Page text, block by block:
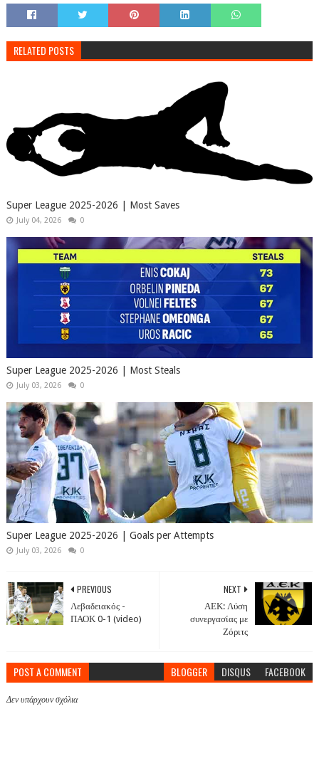
RELATED POSTS
Super League 2025-2026 | Most Saves
July 04, 2026 0
Super League 2025-2026 | Most Steals
July 03, 2026 0
Super League 2025-2026 | Goals per Attempts
July 03, 2026 0
NEXT
ΑΕΚ: Λύση
συνεργασίας με
Ζόριτς
PREVIOUS
Λεβαδειακός -
ΠΑΟΚ 0-1 (video)
POST A COMMENT BLOGGER DISQUS FACEBOOK
Δεν υπάρχουν σχόλια